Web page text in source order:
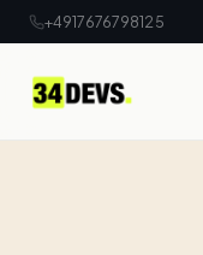
+4917676798125